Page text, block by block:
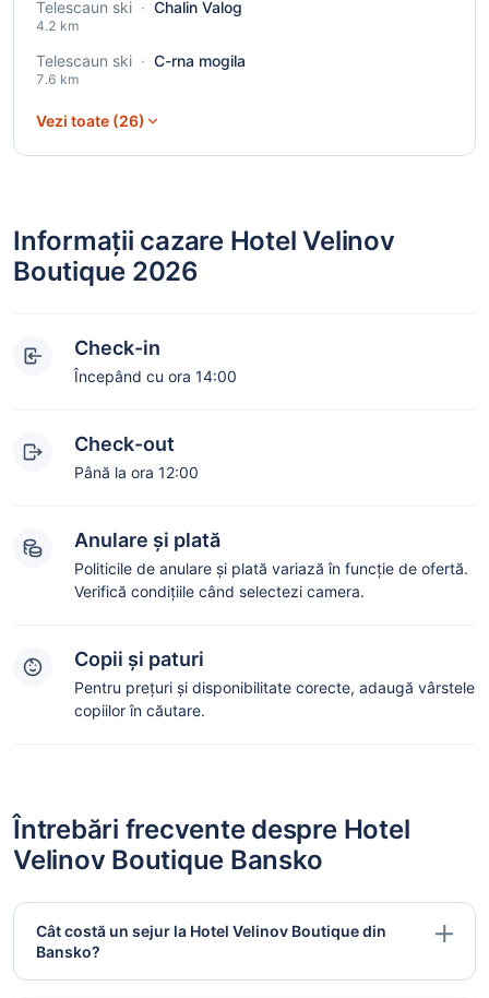
Telescaun ski · Chalin Valog
4.2 km
Telescaun ski · C-rna mogila
7.6 km
Vezi toate (26)
Informații cazare Hotel Velinov
Boutique 2026
Check-in
Începând cu ora 14:00
Check-out
Până la ora 12:00
Anulare și plată
Politicile de anulare și plată variază în funcție de ofertă.
Verifică condițiile când selectezi camera.
Copii și paturi
Pentru prețuri și disponibilitate corecte, adaugă vârstele
copiilor în căutare.
Întrebări frecvente despre Hotel
Velinov Boutique Bansko
Cât costă un sejur la Hotel Velinov Boutique din
Bansko?